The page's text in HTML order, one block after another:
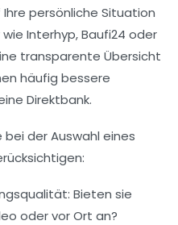
persönliche Situation
Interhyp, Baufi24 oder
transparente Übersicht
häufig bessere
Direktbank.
der Auswahl eines
Bieten sie
oder vor Ort an?